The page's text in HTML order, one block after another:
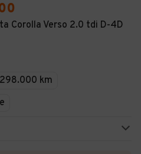
Corolla Verso 2.0 tdi D-4D
298.000 km